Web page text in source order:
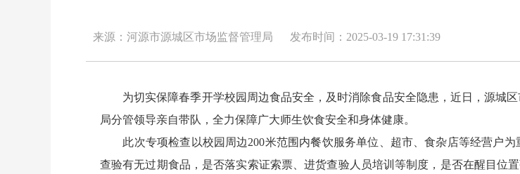
来源：河源市源城区市场监督管理局 发布时间：2025-03-19 17:31:39
为切实保障春季开学校园周边食品安全，及时消除食品安全隐患，近日，源城区
局分管领导亲自带队，全力保障广大师生饮食安全和身体健康。
此次专项检查以校园周边200米范围内餐饮服务单位、超市、食杂店等经营户为
查验有无过期食品，是否落实索证索票、进货查验人员培训等制度，是否在醒目位